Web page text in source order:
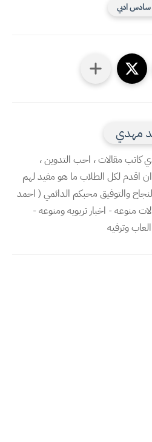
ادبي
مهدي
كاتب مقالات ، احب التدوين ،
اقدم لكل الطلاب ما هو مفيد لهم
والتوفيق محبكم الدائمي ( احمد
منوعه - اخبار تربويه ومنوعه -
وترفيه